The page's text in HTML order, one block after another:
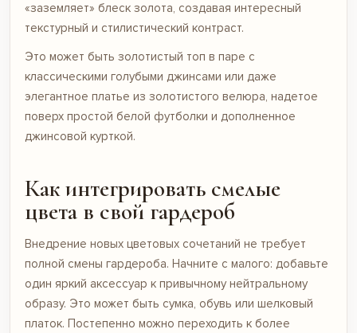
«заземляет» блеск золота, создавая интересный
текстурный и стилистический контраст.
Это может быть золотистый топ в паре с
классическими голубыми джинсами или даже
элегантное платье из золотистого велюра, надетое
поверх простой белой футболки и дополненное
джинсовой курткой.
Как интегрировать смелые
цвета в свой гардероб
Внедрение новых цветовых сочетаний не требует
полной смены гардероба. Начните с малого: добавьте
один яркий аксессуар к привычному нейтральному
образу. Это может быть сумка, обувь или шелковый
платок. Постепенно можно переходить к более